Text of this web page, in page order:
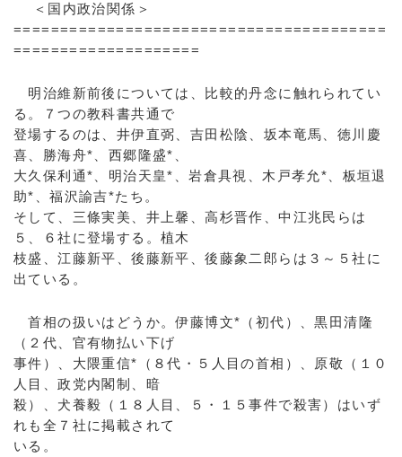
＜国内政治関係＞
========================================
====================
明治維新前後については、比較的丹念に触れられてい
る。７つの教科書共通で
登場するのは、井伊直弼、吉田松陰、坂本竜馬、徳川慶
喜、勝海舟*、西郷隆盛*、
大久保利通*、明治天皇*、岩倉具視、木戸孝允*、板垣退
助*、福沢諭吉*たち。
そして、三條実美、井上馨、高杉晋作、中江兆民らは
５、６社に登場する。植木
枝盛、江藤新平、後藤新平、後藤象二郎らは３～５社に
出ている。
首相の扱いはどうか。伊藤博文*（初代）、黒田清隆
（２代、官有物払い下げ
事件）、大隈重信*（８代・５人目の首相）、原敬（１０
人目、政党内閣制、暗
殺）、犬養毅（１８人目、５・１５事件で殺害）はいず
れも全７社に掲載されて
いる。